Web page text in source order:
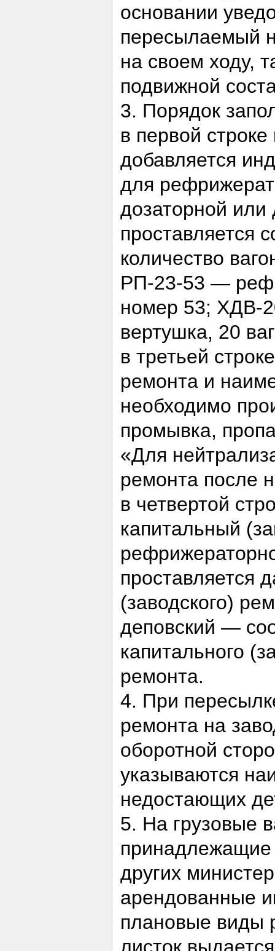
основании
пересылаемый
на своем ходу,
подвижной
3. Порядок
в первой
добавляется
для
дозаторной или
проставляется
количество
РП-23-53 —
номер 53; ХДВ-
вертушка, 20
в третьей
ремонта и
необходимо
промывка,
«Для
ремонта после
в четвертой
капитальный
проставляется
(заводского)
деповский —
капитального
ремонта.
4. При
ремонта на
оборотной
указываются
недостающих
5. На грузовые
принадлежащие
других
арендованные
плановые виды
листок